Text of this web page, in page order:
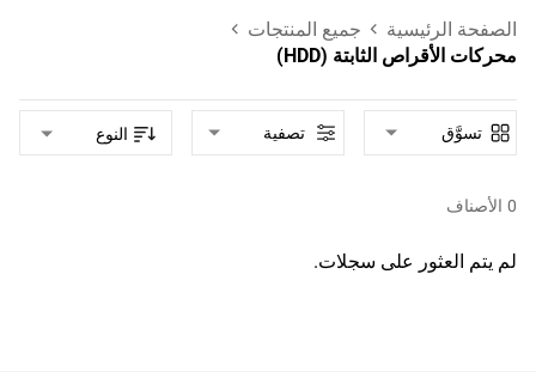
الصفحة الرئيسية
جميع المنتجات
محركات الأقراص الثابتة (HDD)
0 الأصناف
تسوَّق تصفية النوع
لم يتم العثور على سجلات.